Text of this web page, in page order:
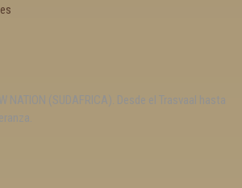
NATION (SUDAFRICA). Desde el Trasvaal hasta